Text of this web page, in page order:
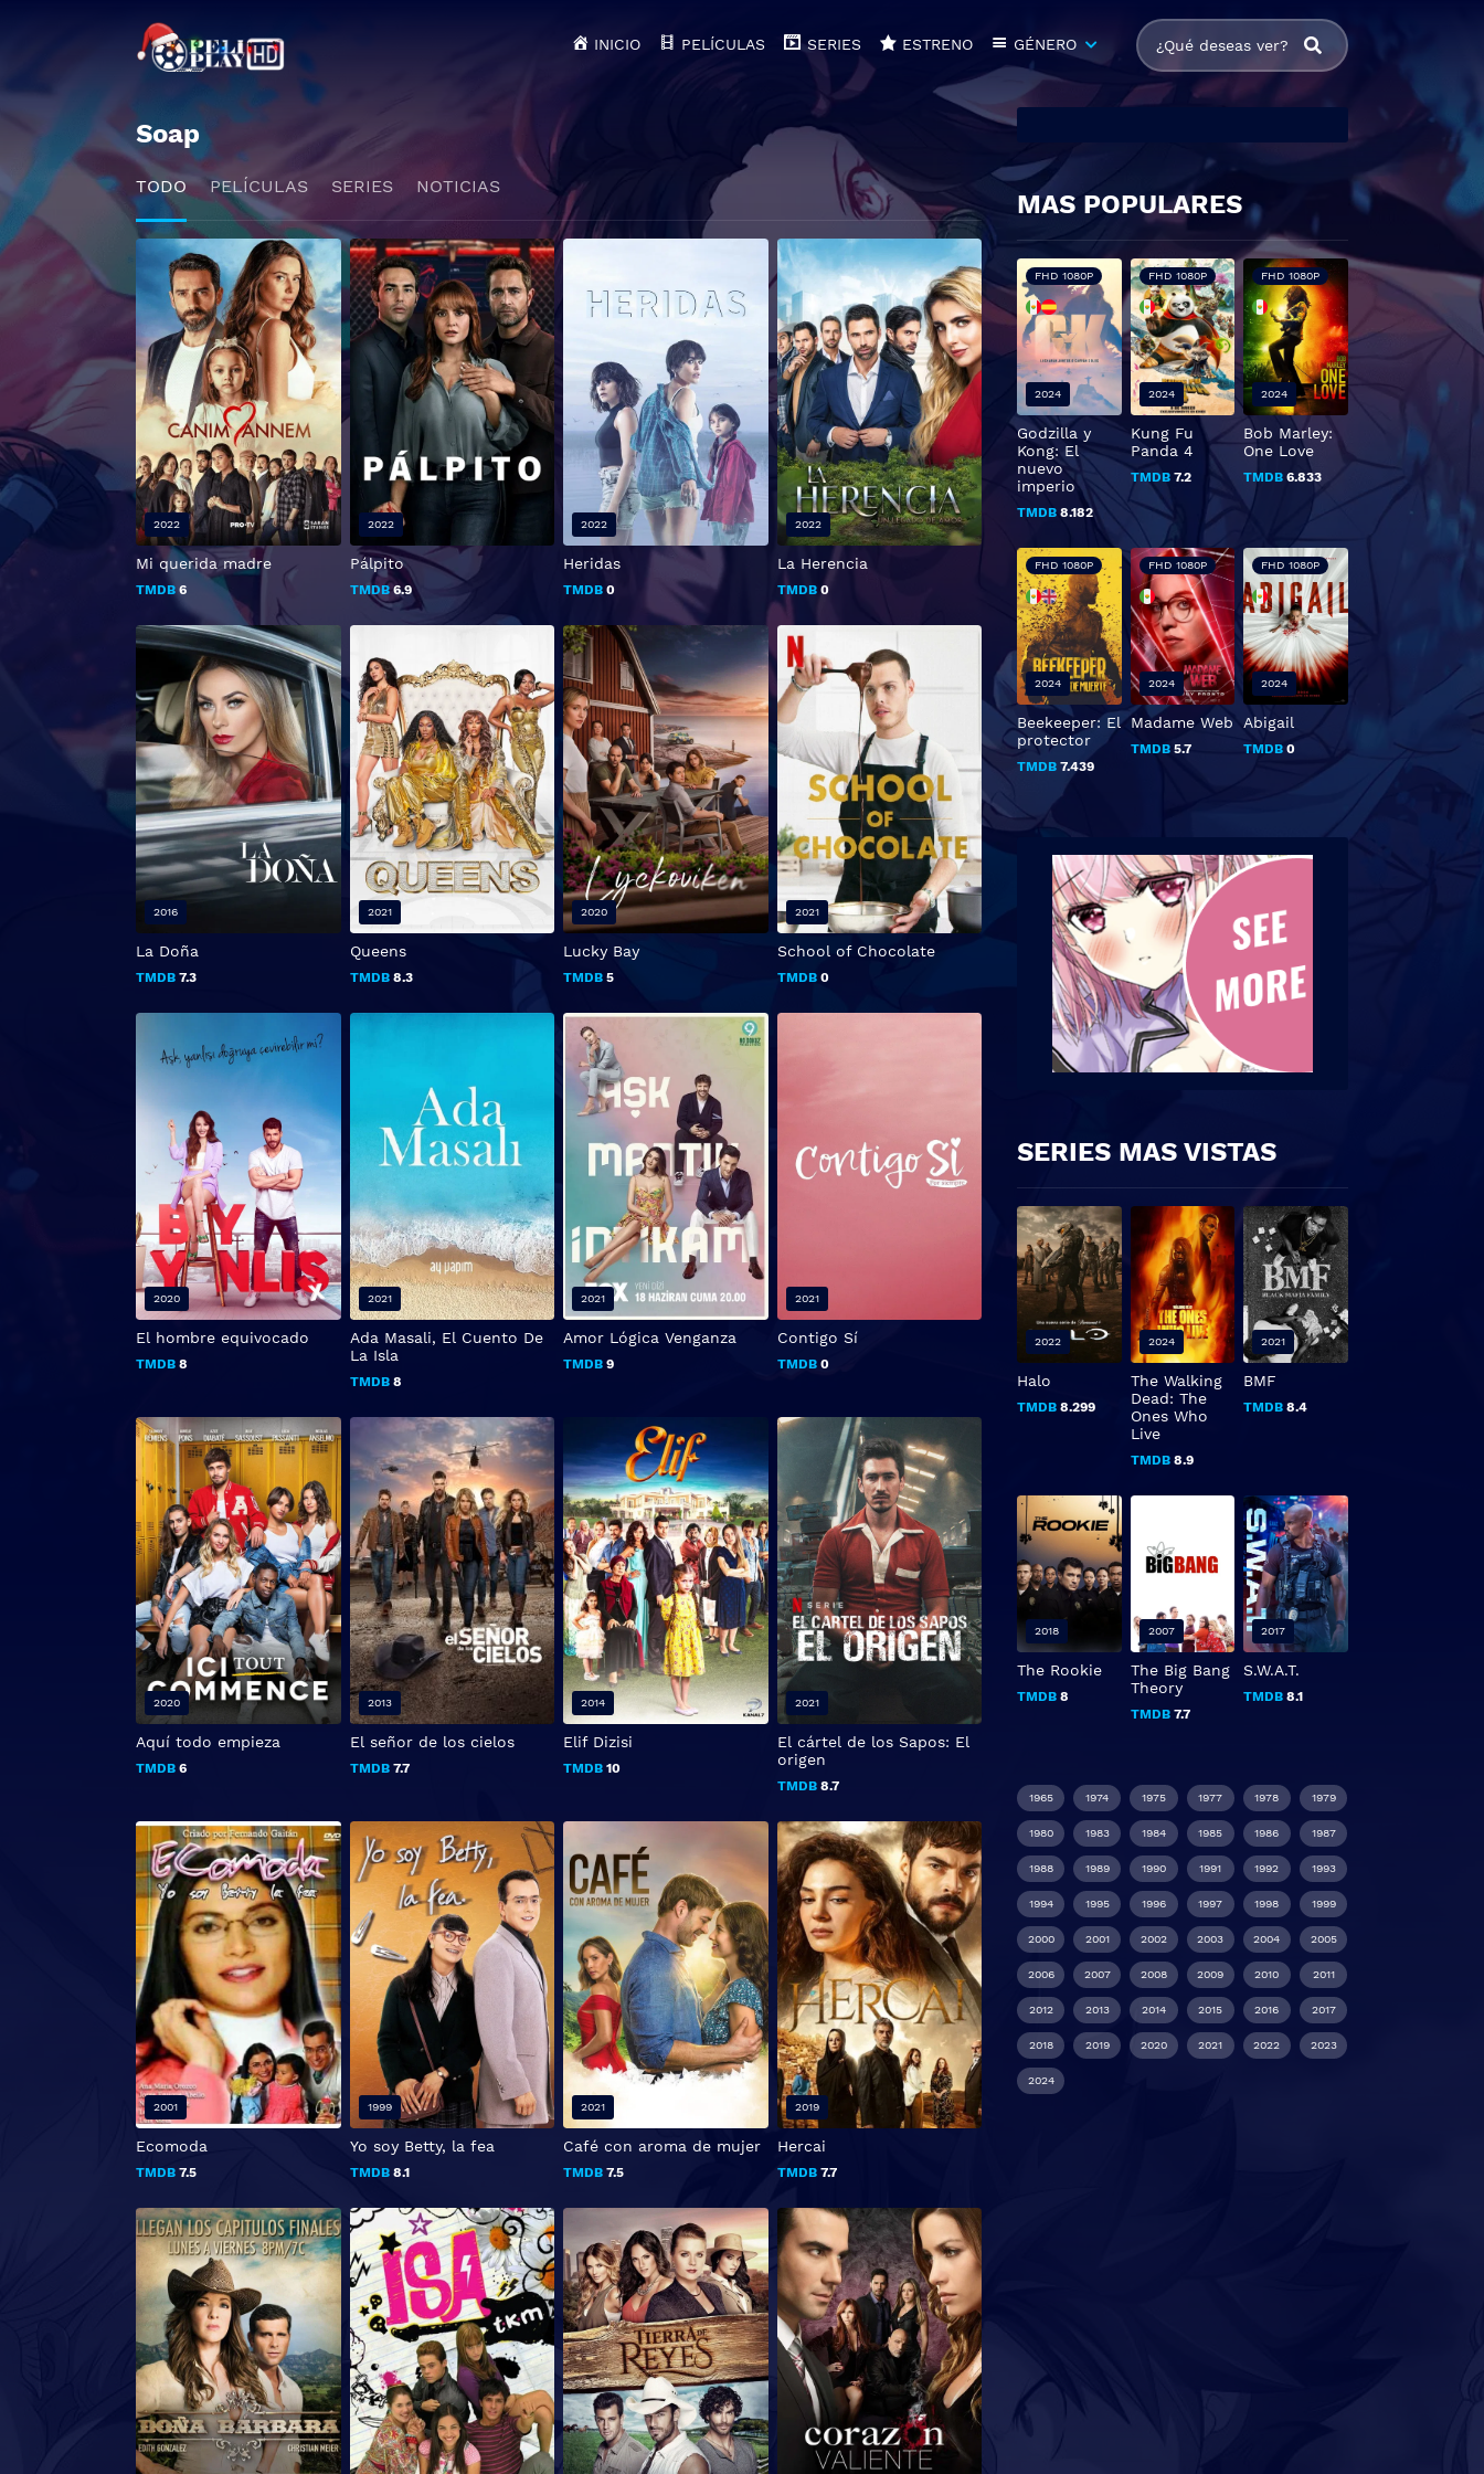
INICIO PELÍCULAS SERIES ESTRENO GÉNERO
Soap
TODO PELÍCULAS SERIES NOTICIAS
Mi querida madre
TMDB 6
2022
Pálpito
TMDB6.9
2022
Heridas
TMDB 0
2022
La Herencia
TMDB0
2022
La Doña
TMDB 7.3
2016
Queens
TMDB8.3
2021
Lucky Bay
TMDB 5
2020
School of Chocolate
TMDB0
2021
El hombre equivocado
TMDB 8
2020
Ada Masali, El Cuento De
La Isla
TMDB8
2021
Amor Lógica Venganza
TMDB 9
2021
Contigo Sí
TMDB0
2021
Aquí todo empieza
TMDB 6
2020
El señor de los cielos
TMDB7.7
2013
Elif Dizisi
TMDB 10
2014
El cártel de los Sapos: El
origen
TMDB8.7
2021
Ecomoda
TMDB 7.5
2001
Yo soy Betty, la fea
TMDB8.1
1999
Café con aroma de mujer
TMDB 7.5
2021
Hercai
TMDB7.7
2019
MAS POPULARES
Godzilla y
Kong: El
nuevo
imperio
TMDB 8.182
FHD 1080P
2024
Kung Fu
Panda 4
TMDB7.2
FHD 1080P
2024
Bob Marley:
One Love
TMDB 6.833
FHD 1080P
2024
Beekeeper: El
protector
TMDB 7.439
FHD 1080P
2024
Madame Web
TMDB5.7
FHD 1080P
2024
Abigail
TMDB 0
FHD 1080P
2024
SERIES MAS VISTAS
Halo
TMDB 8.299
2022
The Walking
Dead: The
Ones Who
Live
TMDB8.9
2024
BMF
TMDB 8.4
2021
The Rookie
TMDB 8
2018
The Big Bang
Theory
TMDB7.7
2007
S.W.A.T.
TMDB 8.1
2017
1965 1974 1975 1977 1978 1979
1980 1983 1984 1985 1986 1987
1988 1989 1990 1991 1992 1993
1994 1995 1996 1997 1998 1999
2000 2001 2002 2003 2004 2005
2006 2007 2008 2009 2010 2011
2012 2013 2014 2015 2016 2017
2018 2019 2020 2021 2022 2023
2024